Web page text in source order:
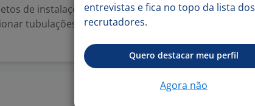
de instalações de
tubulações, preparar
entrevistas e fica no topo da lista dos
recrutadores.
Quero destacar meu perfil
Agora não